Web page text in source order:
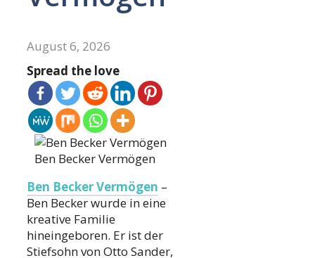
August 6, 2026
Spread the love
Ben Becker Vermögen
Ben Becker Vermögen –
Ben Becker wurde in eine
kreative Familie
hineingeboren. Er ist der
Stiefsohn von Otto Sander,